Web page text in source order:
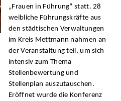
„Frauen in Führung“ statt. 28
weibliche Führungskräfte aus
den städtischen Verwaltungen
im Kreis Mettmann nahmen an
der Veranstaltung teil, um sich
intensiv zum Thema
Stellenbewertung und
Stellenplan auszutauschen.
Eröffnet wurde die Konferenz